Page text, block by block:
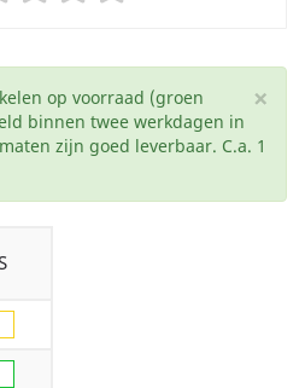
×
op voorraad (groen
binnen twee werkdagen in
zijn goed leverbaar. C.a. 1